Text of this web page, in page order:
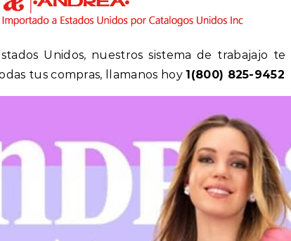
Unidos, nuestros sistema de trabajajo te
tus compras, llamanos hoy 1(800) 825-9452